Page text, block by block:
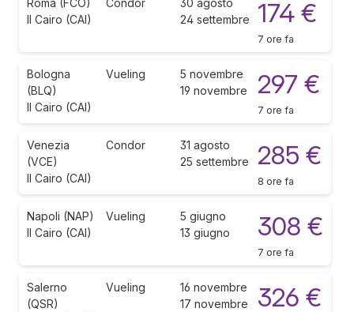
Il Cairo (CAI)
24 settembre
174 €
7 ore fa
Bologna
(BLQ)
Il Cairo (CAI)
Vueling
5 novembre
19 novembre
297 €
7 ore fa
Venezia
(VCE)
Il Cairo (CAI)
Condor
31 agosto
25 settembre
285 €
8 ore fa
Napoli (NAP)
Il Cairo (CAI)
Vueling
5 giugno
13 giugno
308 €
7 ore fa
Salerno
(QSR)
Vueling
16 novembre
17 novembre
326 €